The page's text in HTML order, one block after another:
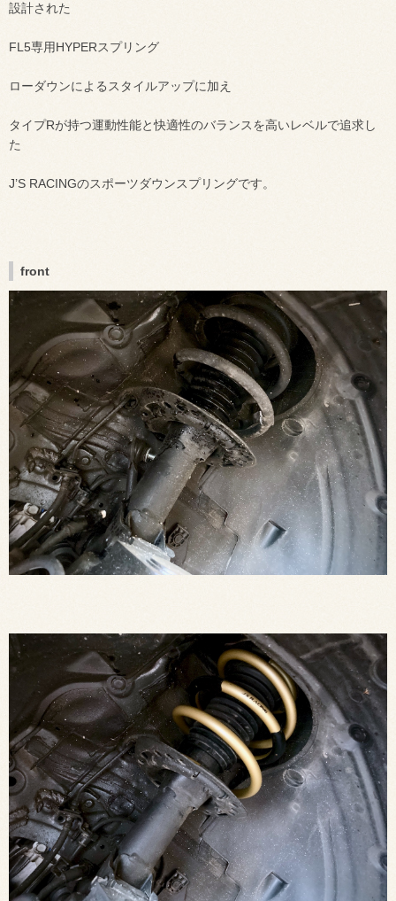
設計された
FL5専用HYPERスプリング
ローダウンによるスタイルアップに加え
タイプRが持つ運動性能と快適性のバランスを高いレベルで追求し
た
J’S RACINGのスポーツダウンスプリングです。
front